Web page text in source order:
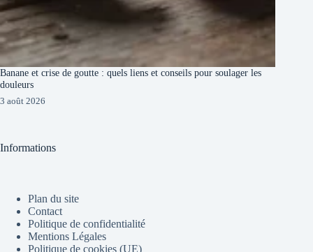
Banane et crise de goutte : quels liens et conseils pour soulager les
douleurs
3 août 2026
Informations
Plan du site
Contact
Politique de confidentialité
Mentions Légales
Politique de cookies (UE)